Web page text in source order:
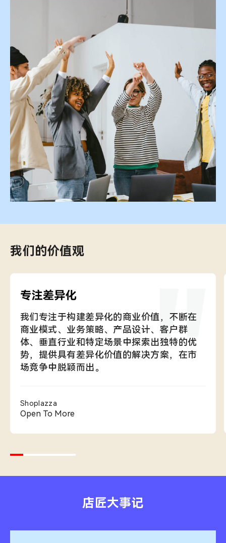
我们的价值观
我们专注于构建差异化的商业价值，不断在
商业模式、业务策略、产品设计、客户群
体、垂直行业和特定场景中探索出独特的优
势，提供具有差异化价值的解决方案，在市
场竞争中脱颖而出。
Shoplazza
Open To More
店匠大事记